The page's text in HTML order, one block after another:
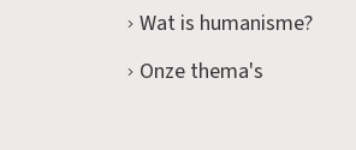
Wat is humanisme?
Onze thema's